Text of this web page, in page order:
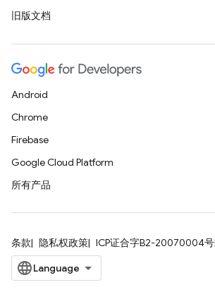
旧版文档
Android
Chrome
Firebase
Google Cloud Platform
所有产品
条款 隐私权政策 ICP证合字B2-20070004号